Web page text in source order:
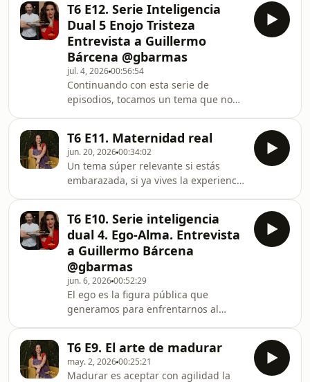
camino de trabajo personal para
asumir esta tarea espiritual de una
manera sostenible y armónica.
Desarrollamos temas como la
autoestima, la humildad, la
vulnerabilidad y la responsabilidad
para justamente llegar al perdón, no
solo desde la perspectiva de p
T6 E12. Serie Inteligencia
Dual 5 Enojo Tristeza
Entrevista a Guillermo
Bárcena @gbarmas
jul. 4, 202600:56:54
Continuando con esta serie de
episodios, tocamos un tema que no
tristeza y es que, estas dos
emociones, son dos caras de una
misma moneda. Si aprendemos a
tener una relación armónica con una
de ellas, se vuelve natural tenerla con
la otra. Poniendo ejemplos,
información y anécdotas, construimos
una conversación para que puedas i
T6 E11. Maternidad real
jun. 20, 202600:34:02
Un tema súper relevante si estás
embarazada, si ya vives la experiencia
maternidad es de los procesos más
confrontadores que existen y creo
que hace falta hablar de esta
experiencia sin libro en mano, te
comparto experiencias personales y
de mis pacientes que pueden
ayudarte a replantear tu manera de
vivir un tarea de tan
T6 E10. Serie inteligencia
dual 4. Ego-Alma. Entrevista
a Guillermo Bárcena
@gbarmas
jun. 6, 202600:52:29
El ego es la figura pública que
generamos para enfrentarnos al
más profunda intimidad. Mientras
que el alma, es lo más vinculado con
T6 E9. El arte de madurar
may. 2, 202600:25:21
Madurar es aceptar con agilidad la